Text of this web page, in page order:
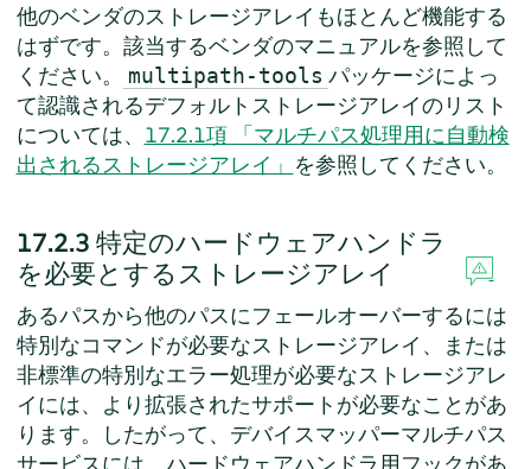
他のベンダのストレージアレイもほとんど機能する
はずです。該当するベンダのマニュアルを参照して
ください。
multipath-tools パッケージによっ
て認識されるデフォルトストレージアレイのリスト
については、 17.2.1項 「マルチパス処理用に自動検
出されるストレージアレイ」 を参照してください。
17.2.3 特定のハードウェアハンドラ
を必要とするストレージアレイ
あるパスから他のパスにフェールオーバーするには
特別なコマンドが必要なストレージアレイ、または
非標準の特別なエラー処理が必要なストレージアレ
イには、より拡張されたサポートが必要なことがあ
ります。したがって、デバイスマッパーマルチパス
サービスには、ハードウェアハンドラ用フックがあ